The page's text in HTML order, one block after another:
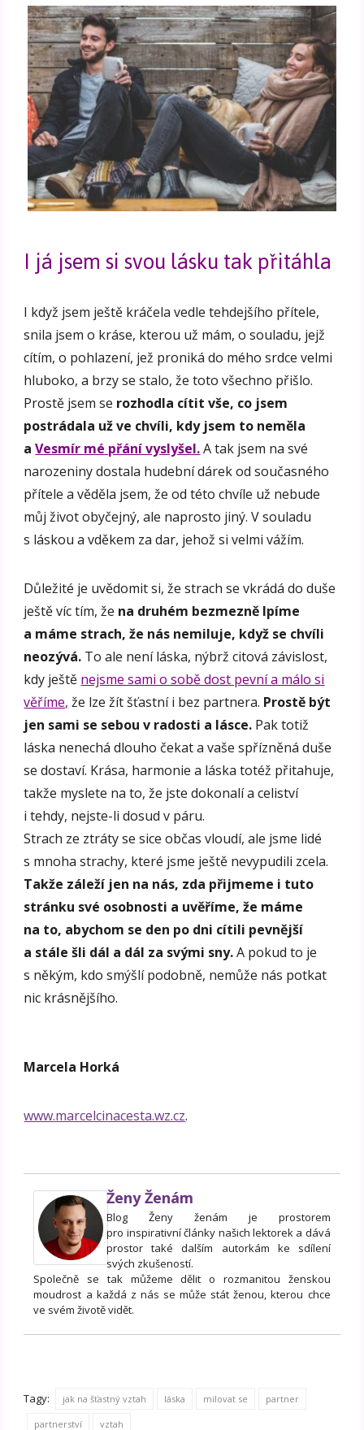
I já jsem si svou lásku tak přitáhla
I když jsem ještě kráčela vedle tehdejšího přítele,
snila jsem o kráse, kterou už mám, o souladu, jejž
cítím, o pohlazení, jež proniká do mého srdce velmi
hluboko, a brzy se stalo, že toto všechno přišlo.
Prostě jsem se rozhodla cítit vše, co jsem
postrádala už ve chvíli, kdy jsem to neměla
aVesmír mé přání vyslyšel. A tak jsem na své
narozeniny dostala hudební dárek od současného
přítele a věděla jsem, že od této chvíle už nebude
můj život obyčejný, ale naprosto jiný. V souladu
s láskou a vděkem za dar, jehož si velmi vážím.
Důležité je uvědomit si, že strach se vkrádá do duše
ještě víc tím, že na druhém bezmezně lpíme
a máme strach, že nás nemiluje, když se chvíli
neozývá. To ale není láska, nýbrž citová závislost,
kdy ještě nejsme sami o sobě dost pevní a málo si
věříme, že lze žít šťastní i bez partnera. Prostě být
jen sami se sebou v radosti a lásce. Pak totiž
láska nenechá dlouho čekat a vaše spřízněná duše
se dostaví. Krása, harmonie a láska totéž přitahuje,
takže myslete na to, že jste dokonalí a celiství
i tehdy, nejste-li dosud v páru.
Strach ze ztráty se sice občas vloudí, ale jsme lidé
s mnoha strachy, které jsme ještě nevypudili zcela.
Takže záleží jen na nás, zda přijmeme i tuto
stránku své osobnosti a uvěříme, že máme
na to, abychom se den po dni cítili pevnější
a stále šli dál a dál za svými sny.A pokud to je
s někým, kdo smýšlí podobně, nemůže nás potkat
nic krásnějšího.
Marcela Horká
www.marcelcinacesta.wz.cz.
Ženy Ženám
Blog Ženy ženám je prostorem
pro inspirativní články našich lektorek a dává
prostor také dalším autorkám ke sdílení
svých zkušeností.
Společně se tak můžeme dělit o rozmanitou ženskou
moudrost a každá z nás se může stát ženou, kterou chce
ve svém životě vidět.
Tagy: jak na šťastný vztah láska milovat se partner
partnerství vztah